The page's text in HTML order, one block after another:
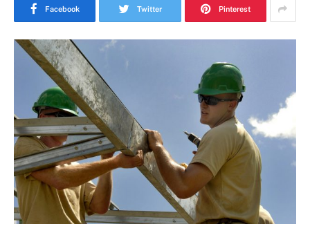
Facebook Twitter Pinterest